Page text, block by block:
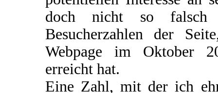
doch nicht so falsch
Besucherzahlen der
Webpage im Oktober
erreicht hat.
Eine Zahl, mit der ich